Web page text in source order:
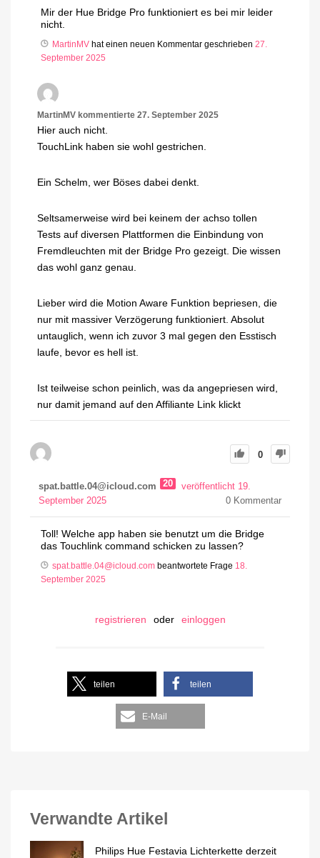
Mir der Hue Bridge Pro funktioniert es bei mir leider
nicht.
MartinMV hat einen neuen Kommentar geschrieben 27.
September 2025
MartinMV kommentierte 27. September 2025
Hier auch nicht.
TouchLink haben sie wohl gestrichen.
Ein Schelm, wer Böses dabei denkt.
Seltsamerweise wird bei keinem der achso tollen
Tests auf diversen Plattformen die Einbindung von
Fremdleuchten mit der Bridge Pro gezeigt. Die wissen
das wohl ganz genau.
Lieber wird die Motion Aware Funktion bepriesen, die
nur mit massiver Verzögerung funktioniert. Absolut
untauglich, wenn ich zuvor 3 mal gegen den Esstisch
laufe, bevor es hell ist.
Ist teilweise schon peinlich, was da angepriesen wird,
nur damit jemand auf den Affiliante Link klickt
0
spat.battle.04@icloud.com 20
veröffentlicht 19.
September 2025
0 Kommentar
Toll! Welche app haben sie benutzt um die Bridge
das Touchlink command schicken zu lassen?
spat.battle.04@icloud.com beantwortete Frage 18.
September 2025
registrieren oder einloggen
teilen teilen
E-Mail
Verwandte Artikel
Philips Hue Festavia Lichterkette derzeit